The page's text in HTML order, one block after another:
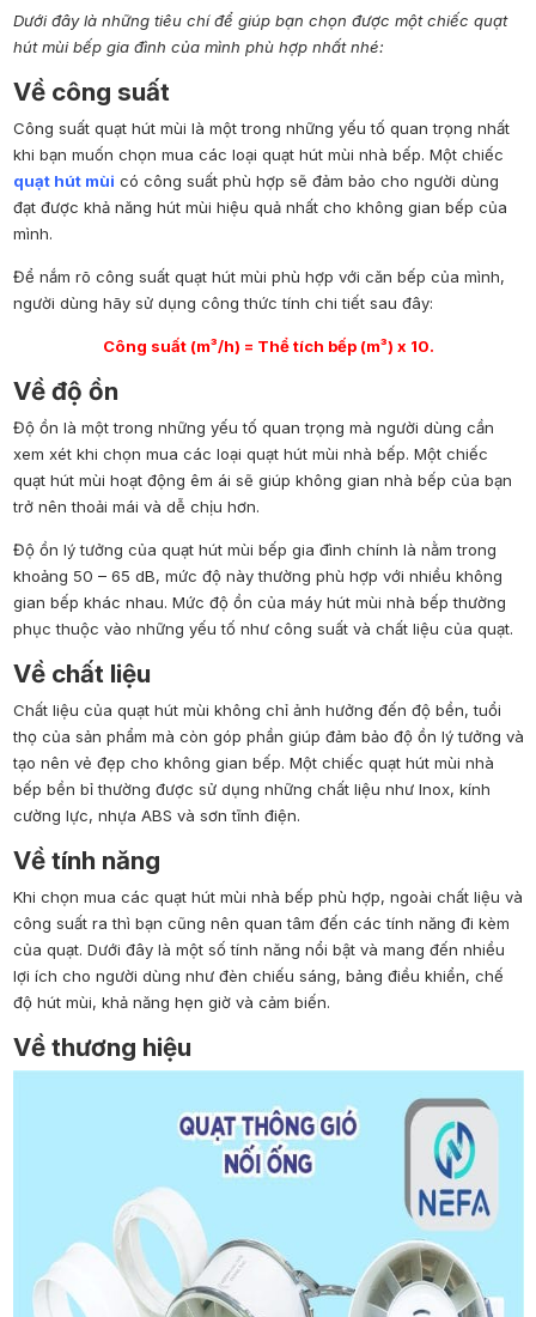
Dưới đây là những tiêu chí để giúp bạn chọn được một chiếc quạt
hút mùi bếp gia đình của mình phù hợp nhất nhé:
Về công suất
Công suất quạt hút mùi là một trong những yếu tố quan trọng nhất
khi bạn muốn chọn mua các loại quạt hút mùi nhà bếp. Một chiếc
quạt hút mùi có công suất phù hợp sẽ đảm bảo cho người dùng
đạt được khả năng hút mùi hiệu quả nhất cho không gian bếp của
mình.
Để nắm rõ công suất quạt hút mùi phù hợp với căn bếp của mình,
người dùng hãy sử dụng công thức tính chi tiết sau đây:
Công suất (m³/h) = Thể tích bếp (m³) x 10.
Về độ ồn
Độ ồn là một trong những yếu tố quan trọng mà người dùng cần
xem xét khi chọn mua các loại quạt hút mùi nhà bếp. Một chiếc
quạt hút mùi hoạt động êm ái sẽ giúp không gian nhà bếp của bạn
trở nên thoải mái và dễ chịu hơn.
Độ ồn lý tưởng của quạt hút mùi bếp gia đình chính là nằm trong
khoảng 50 – 65 dB, mức độ này thường phù hợp với nhiều không
gian bếp khác nhau. Mức độ ồn của máy hút mùi nhà bếp thường
phục thuộc vào những yếu tố như công suất và chất liệu của quạt.
Về chất liệu
Chất liệu của quạt hút mùi không chỉ ảnh hưởng đến độ bền, tuổi
thọ của sản phẩm mà còn góp phần giúp đảm bảo độ ồn lý tưởng và
tạo nên vẻ đẹp cho không gian bếp. Một chiếc quạt hút mùi nhà
bếp bền bỉ thường được sử dụng những chất liệu như Inox, kính
cường lực, nhựa ABS và sơn tĩnh điện.
Về tính năng
Khi chọn mua các quạt hút mùi nhà bếp phù hợp, ngoài chất liệu và
công suất ra thì bạn cũng nên quan tâm đến các tính năng đi kèm
của quạt. Dưới đây là một số tính năng nổi bật và mang đến nhiều
lợi ích cho người dùng như đèn chiếu sáng, bảng điều khiển, chế
độ hút mùi, khả năng hẹn giờ và cảm biến.
Về thương hiệu